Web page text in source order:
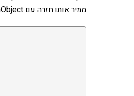
ממיר אותו חזרה עם fromObject: